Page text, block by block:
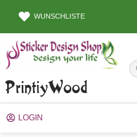
WUNSCHLISTE
LOGIN